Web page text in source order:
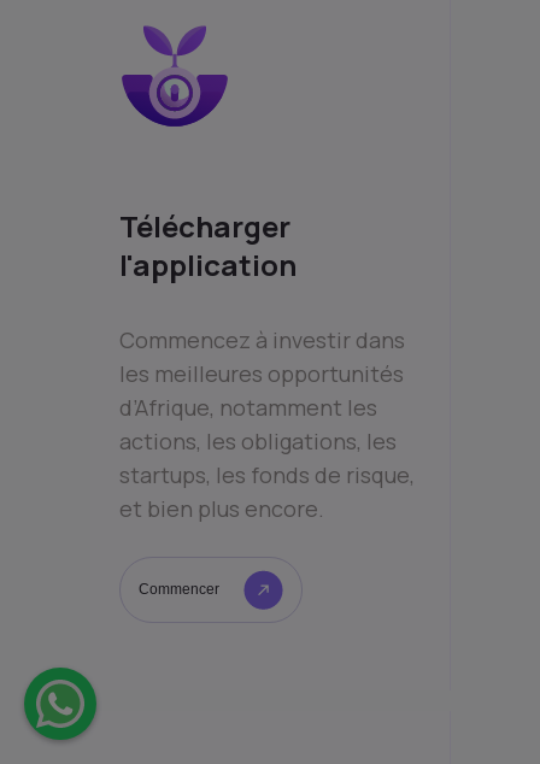
Télécharger
l'application
Commencez à investir dans
les meilleures opportunités
d’Afrique, notamment les
actions, les obligations, les
startups, les fonds de risque,
et bien plus encore.
Commencer